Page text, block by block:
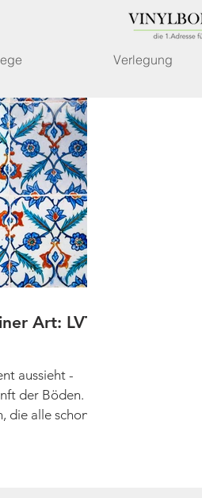
Verlegung
Art: LVT
aussieht -
der Böden. Zu
die alle schon